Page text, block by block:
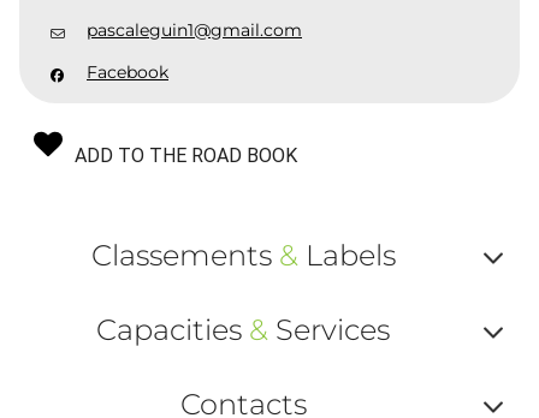
pascaleguin1@gmail.com
Facebook
ADD TO THE ROAD BOOK
Classements &Labels
ou
Capacities & Services
Contacts